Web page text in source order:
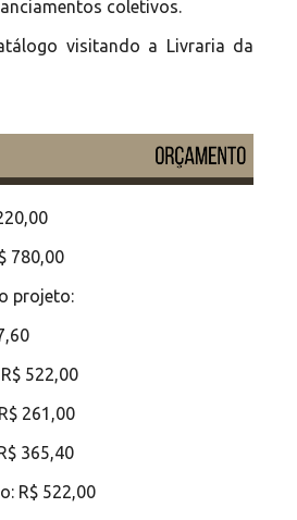
coletivos.
visitando a Livraria da
780,00
projeto:
522,00
261,00
365,40
R$ 522,00